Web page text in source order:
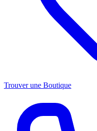
Trouver une Boutique